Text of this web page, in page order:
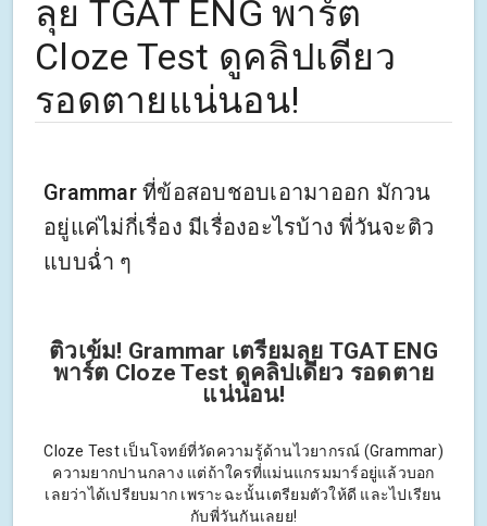
ลุย TGAT ENG พาร์ต
Cloze Test ดูคลิปเดียว
รอดตายแน่นอน!
Grammar ที่ข้อสอบชอบเอามาออก มักวน
อยู่แค่ไม่กี่เรื่อง มีเรื่องอะไรบ้าง พี่วันจะติว
แบบฉ่ำ ๆ
ติวเข้ม! Grammar เตรียมลุย TGAT ENG
พาร์ต Cloze Test ดูคลิปเดียว รอดตาย
แน่นอน!
Cloze Test เป็นโจทย์ที่วัดความรู้ด้านไวยากรณ์ (Grammar)
ความยากปานกลาง แต่ถ้าใครที่แม่นแกรมมาร์อยู่แล้วบอก
เลยว่าได้เปรียบมาก เพราะฉะนั้นเตรียมตัวให้ดี และไปเรียน
กับพี่วันกันเลยย!